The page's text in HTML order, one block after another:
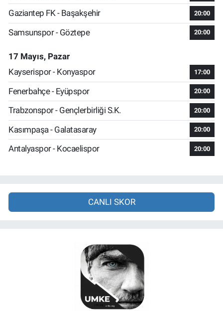
Gaziantep FK - Başakşehir 20:00
Samsunspor - Göztepe 20:00
17 Mayıs, Pazar
Kayserispor - Konyaspor
17:00
Fenerbahçe - Eyüpspor 20:00
Trabzonspor - Gençlerbirliği S.K. 20:00
Kasımpaşa - Galatasaray 20:00
Antalyaspor - Kocaelispor 20:00
CANLI SKOR